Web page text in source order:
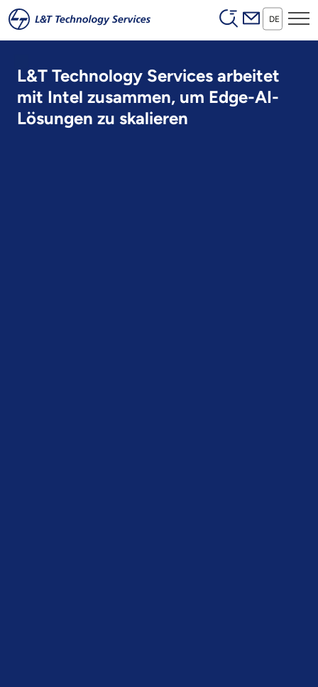
Zum Hauptinhalt springen Header
DE
L&T Technology Services arbeitet
mit Intel zusammen, um Edge-AI-
Lösungen zu skalieren